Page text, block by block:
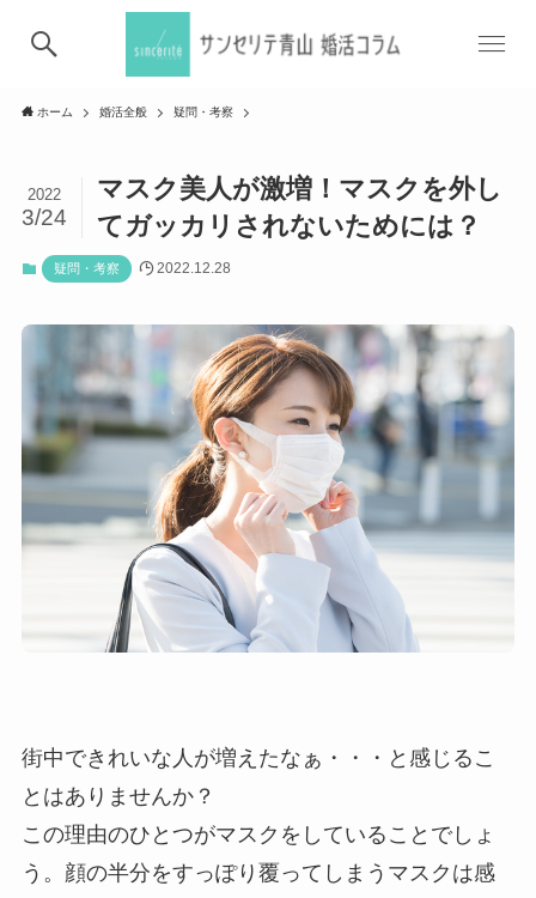
ホーム 婚活全般 疑問・考察
マスク美人が激増！マスクを外し
てガッカリされないためには？
2022
3/24
疑問・考察 2022.12.28
街中できれいな人が増えたなぁ・・・と感じるこ
とはありませんか？
この理由のひとつがマスクをしていることでしょ
う。顔の半分をすっぽり覆ってしまうマスクは感